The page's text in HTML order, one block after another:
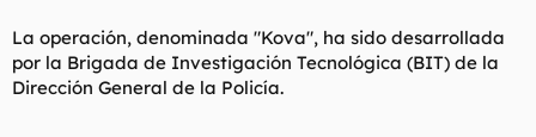
La operación, denominada "Kova", ha sido desarrollada
por la Brigada de Investigación Tecnológica (BIT) de la
Dirección General de la Policía.